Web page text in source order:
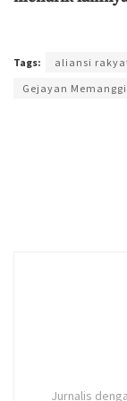
Tags: aliansi
Gejayan
Jurnalis